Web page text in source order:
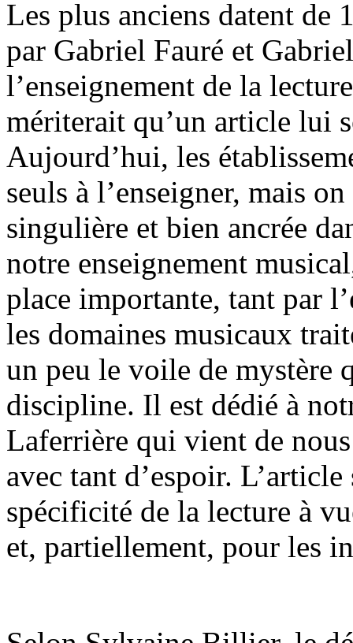
Les plus anciens datent de
par Gabriel Fauré et
l’enseignement de la
mériterait qu’un article lui
Aujourd’hui, les
seuls à l’enseigner, mais
singulière et bien ancrée
notre enseignement
place importante, tant par
les domaines musicaux
un peu le voile de mystère
discipline. Il est dédié à
Laferrière qui vient de
avec tant d’espoir.
spécificité de la lecture à
et, partiellement, pour les